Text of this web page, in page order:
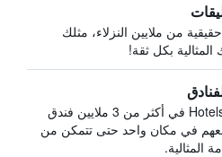
من ملايين النزلاء، مثلك
بكل ثقة!
يبحث HotelsCombined في أكثر من 3 ملايين فندق
في مكان واحد حتى تتمكن من
المثالية.